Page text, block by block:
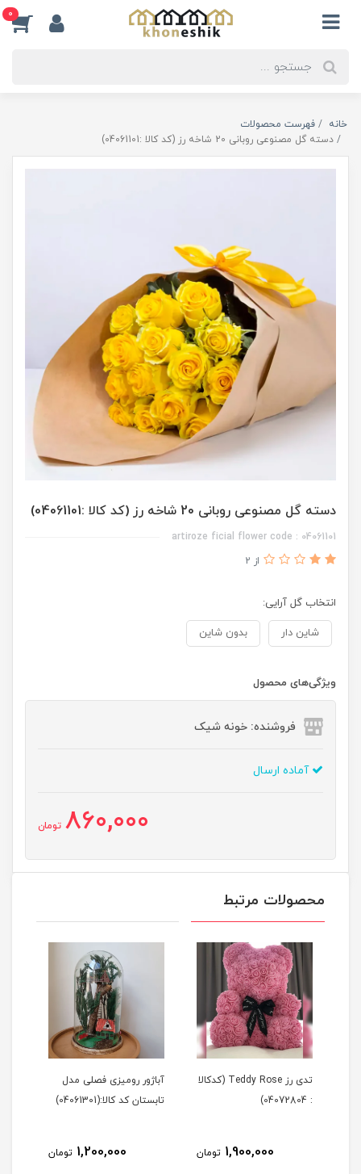
0
خانه
فهرست محصولات
دسته گل مصنوعی روبانی 20 شاخه رز (کد کالا :04061101)
دسته گل مصنوعی روبانی 20 شاخه رز (کد کالا :04061101)
artiroze ficial flower code : 04061101
از 2
انتخاب گل آرایی:
شاین دار بدون شاین
ویژگی‌های محصول
فروشنده: خونه شیک
آماده ارسال
860,000 تومان
محصولات مرتبط
تدی رز Teddy Rose (کدکالا
: 04072804)
1,900,000 تومان
آباژور رومیزی فصلی مدل
تابستان کد کالا:(04061301)
1,200,000 تومان